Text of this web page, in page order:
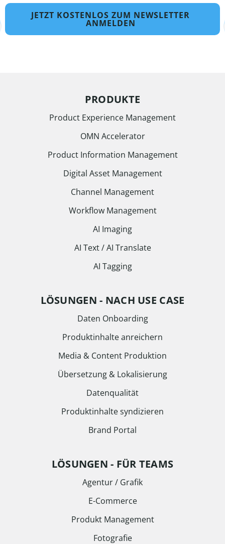
JETZT KOSTENLOS ZUM NEWSLETTER
ANMELDEN
PRODUKTE
Product Experience Management
OMN Accelerator
Product Information Management
Digital Asset Management
Channel Management
Workflow Management
AI Imaging
AI Text / AI Translate
AI Tagging
LÖSUNGEN - NACH USE CASE
Daten Onboarding
Produktinhalte anreichern
Media & Content Produktion
Übersetzung & Lokalisierung
Datenqualität
Produktinhalte syndizieren
Brand Portal
LÖSUNGEN - FÜR TEAMS
Agentur / Grafik
E-Commerce
Produkt Management
Fotografie